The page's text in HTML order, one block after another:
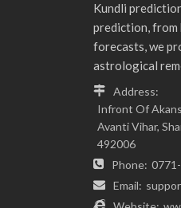
Kundli
prediction,
forecasts, we
astrological
Address:
Infront Of
Avanti Vihar,
492006
Phone:
Email: